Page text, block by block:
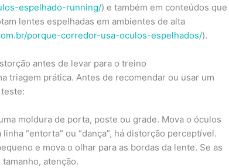
espelhado-running/) e também em conteúdos que
lentes espelhadas em ambientes de alta
porque-corredor-usa-oculos-espelhados/).
antes de levar para o treino
triagem prática. Antes de recomendar ou usar um
moldura de porta, poste ou grade. Mova o óculos
“entorta” ou “dança”, há distorção perceptível.
e mova o olhar para as bordas da lente. Se as
atenção.